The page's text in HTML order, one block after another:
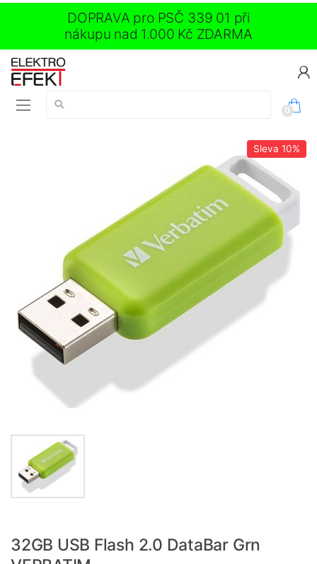
DOPRAVA pro PSČ 339 01 při
nákupu nad 1.000 Kč ZDARMA
Vyhledávání:
0
Sleva 10%
32GB USB Flash 2.0 DataBar Grn